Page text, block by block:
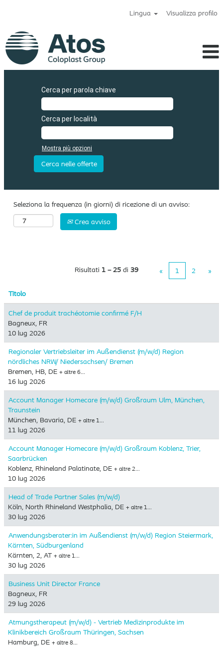
Lingua Visualizza profilo
Cerca per parola chiave
Cerca per località
Mostra più opzioni
Seleziona la frequenza (in giorni) di ricezione di un avviso:
Crea avviso
Risultati 1 – 25 di 39 « 1 2 »
Titolo
Chef de produit trachéotomie confirmé F/H
Bagneux, FR
10 lug 2026
Regionaler Vertriebsleiter im Außendienst (m/w/d) Region
nördliches NRW/ Niedersachsen/ Bremen
Bremen, HB, DE + altre 6…
16 lug 2026
Account Manager Homecare (m/w/d) Großraum Ulm, München,
Traunstein
München, Bavaria, DE + altre 1…
11 lug 2026
Account Manager Homecare (m/w/d) Großraum Koblenz, Trier,
Saarbrücken
Koblenz, Rhineland Palatinate, DE + altre 2…
10 lug 2026
Head of Trade Partner Sales (m/w/d)
Köln, North Rhineland Westphalia, DE + altre 1…
30 lug 2026
Anwendungsberater:in im Außendienst (m/w/d) Region Steiermark,
Kärnten, Südburgenland
Kärnten, 2, AT + altre 1…
30 lug 2026
Business Unit Director France
Bagneux, FR
29 lug 2026
Atmungstherapeut (m/w/d) - Vertrieb Medizinprodukte im
Klinikbereich Großraum Thüringen, Sachsen
Hamburg, DE + altre 8…